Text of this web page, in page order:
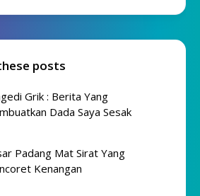
posts
Grik : Berita Yang
Dada Saya Sesak
Padang Mat Sirat Yang
Kenangan